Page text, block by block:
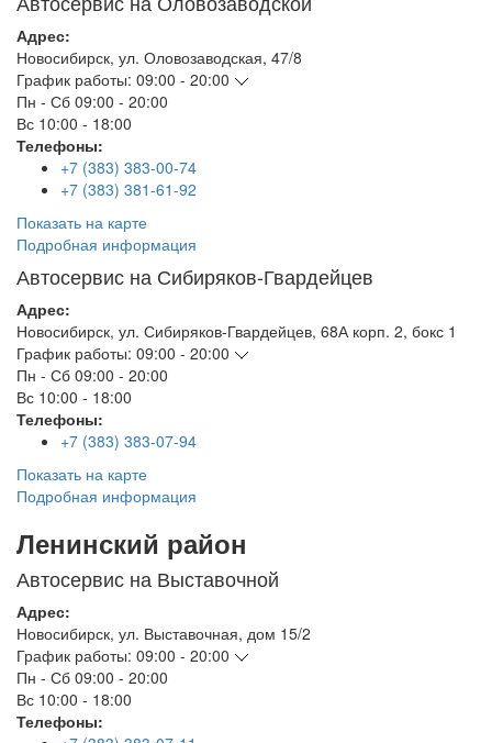
Адрес:
Новосибирск, ул. Оловозаводская, 47/8
График работы: 09:00 - 20:00
Пн - Сб 09:00 - 20:00
Вс 10:00 - 18:00
Телефоны:
+7 (383) 383-00-74
+7 (383) 381-61-92
Показать на карте
Подробная информация
Автосервис на Сибиряков-Гвардейцев
Адрес:
Новосибирск, ул. Сибиряков-Гвардейцев, 68А корп. 2, бокс 1
График работы: 09:00 - 20:00
Пн - Сб 09:00 - 20:00
Вс 10:00 - 18:00
Телефоны:
+7 (383) 383-07-94
Показать на карте
Подробная информация
Ленинский район
Автосервис на Выставочной
Адрес:
Новосибирск, ул. Выставочная, дом 15/2
График работы: 09:00 - 20:00
Пн - Сб 09:00 - 20:00
Вс 10:00 - 18:00
Телефоны: